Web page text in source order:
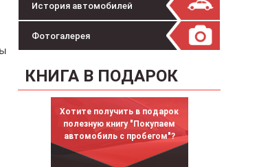
История автомобилей
Фотогалерея
КНИГА В ПОДАРОК
Хотите получить в подарок
полезную книгу "Покупаем
автомобиль с пробегом"?